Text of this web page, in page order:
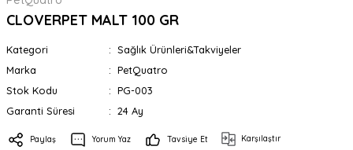
CLOVERPET MALT 100 GR
Kategori
Sağlık Ürünleri&Takviyeler
Marka
PetQuatro
Stok Kodu
PG-003
Garanti Süresi
24 Ay
Paylaş Yorum Yaz Tavsiye Et Karşılaştır